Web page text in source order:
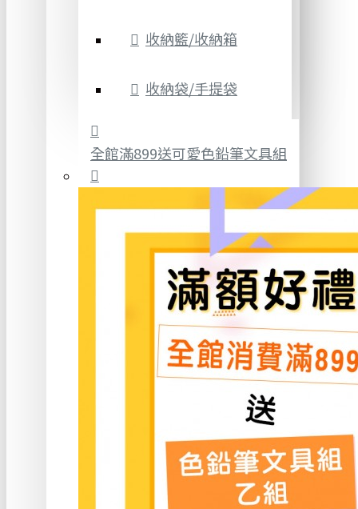
收納籃/收納箱
收納袋/手提袋
全館滿899送可愛色鉛筆文具組